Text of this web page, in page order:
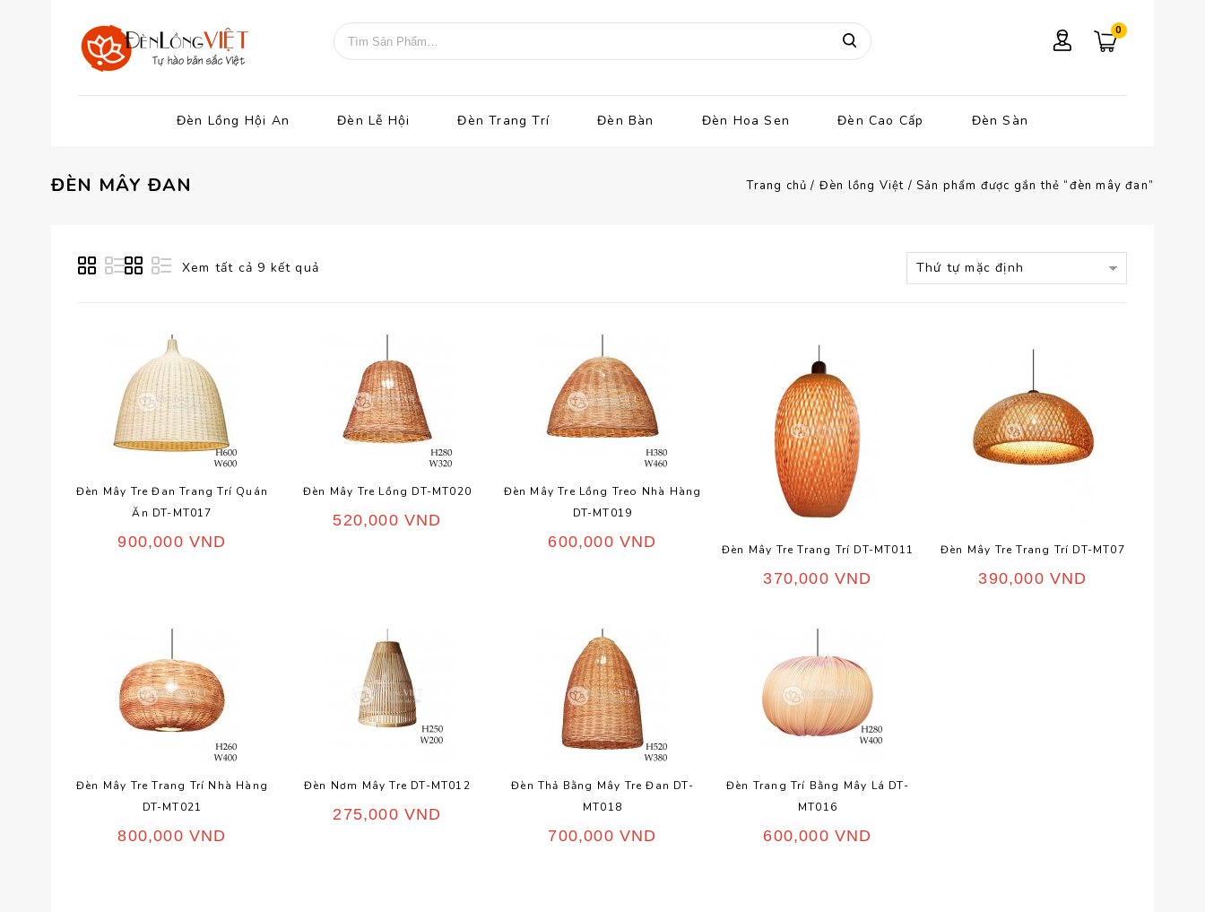
0
Đèn Lồng Hội An Đèn Lễ Hội Đèn Trang Trí Đèn Bàn Đèn Hoa Sen Đèn Cao Cấp Đèn Sàn
ĐÈN MÂY ĐAN Trang chủ / Đèn lồng Việt / Sản phẩm được gắn thẻ “đèn mây đan”
Xem tất cả 9 kết quả Thứ tự mặc định
Đèn Mây Tre Đan Trang Trí Quán
Ăn DT-MT017
900,000 VND
Đèn Mây Tre Lồng DT-MT020
520,000 VND
Đèn Mây Tre Lồng Treo Nhà Hàng
DT-MT019
600,000 VND Đèn Mây Tre Trang Trí DT-MT011
370,000 VND
Đèn Mây Tre Trang Trí DT-MT07
390,000 VND
Đèn Mây Tre Trang Trí Nhà Hàng
DT-MT021
800,000 VND
Đèn Nơm Mây Tre DT-MT012
275,000 VND
Đèn Thả Bằng Mây Tre Đan DT-
MT018
700,000 VND
Đèn Trang Trí Bằng Mây Lá DT-
MT016
600,000 VND